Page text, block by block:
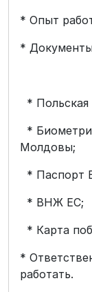
* Опыт
*
* Польская
*
Молдовы;
* Паспорт
* ВНЖ ЕС;
* Карта
*
работать.